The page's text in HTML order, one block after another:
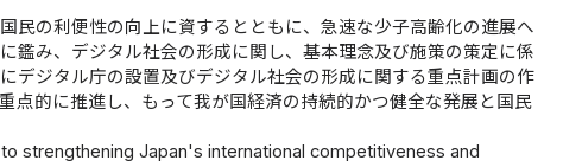
民の利便性の向上に資するとともに、急速な少子高齢化の進展へ
鑑み、デジタル社会の形成に関し、基本理念及び施策の策定に係
デジタル庁の設置及びデジタル社会の形成に関する重点計画の作
点的に推進し、もって我が国経済の持続的かつ健全な発展と国民
strengthening Japan's international competitiveness and